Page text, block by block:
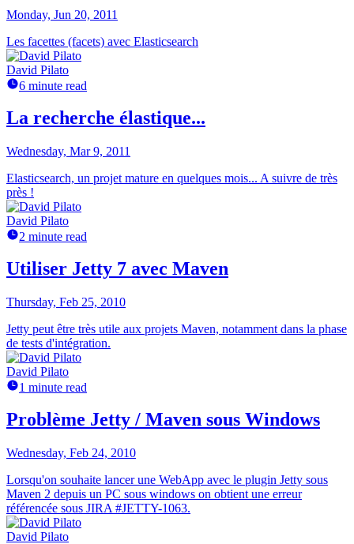
Monday, Jun 20, 2011
Les facettes (facets) avec Elasticsearch
David Pilato
6 minute read
La recherche élastique...
Wednesday, Mar 9, 2011
Elasticsearch, un projet mature en quelques mois... A suivre de très
près !
David Pilato
2 minute read
Utiliser Jetty 7 avec Maven
Thursday, Feb 25, 2010
Jetty peut être très utile aux projets Maven, notamment dans la phase
de tests d'intégration.
David Pilato
1 minute read
Problème Jetty / Maven sous Windows
Wednesday, Feb 24, 2010
Lorsqu'on souhaite lancer une WebApp avec le plugin Jetty sous
Maven 2 depuis un PC sous windows on obtient une erreur
référencée sous JIRA #JETTY-1063.
David Pilato